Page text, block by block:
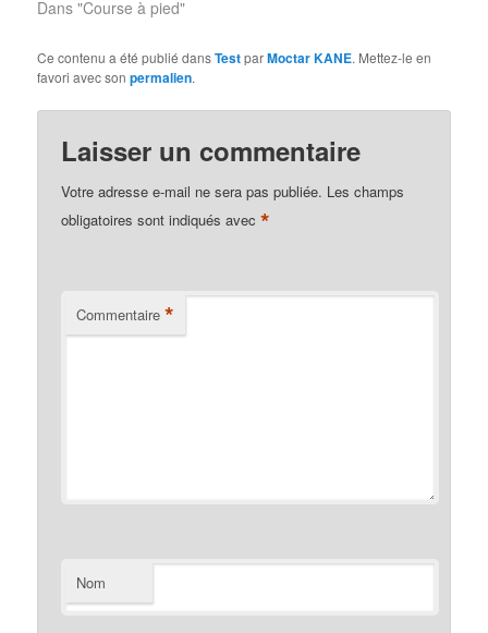
Dans "Course à pied"
Ce contenu a été publié dansTestparMoctar KANE. Mettez-le en
favori avec sonpermalien.
Laisser un commentaire
Votre adresse e-mail ne sera pas publiée. Les champs
obligatoires sont indiqués avec*
Commentaire *
Nom